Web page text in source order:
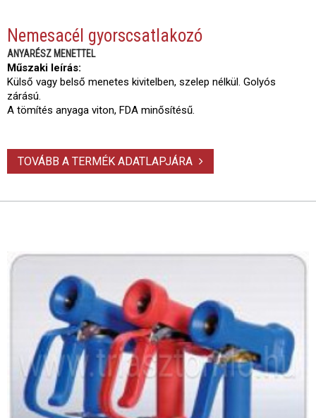
Nemesacél gyorscsatlakozó
ANYARÉSZ MENETTEL
Műszaki leírás:
Külső vagy belső menetes kivitelben, szelep nélkül. Golyós
zárású.
A tömítés anyaga viton, FDA minősítésű.
TOVÁBB A TERMÉK ADATLAPJÁRA